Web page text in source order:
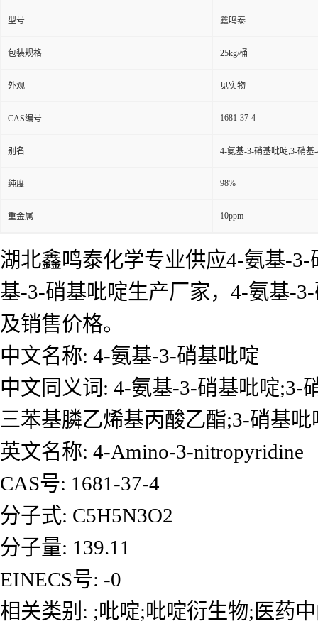
型号 鑫鸣泰
包装规格 25kg/桶
外观 见实物
CAS编号 1681-37-4
别名 4-氨基-3-硝基吡啶;3-硝
纯度 98%
重金属 10ppm
湖北鑫鸣泰化学专业供应4-氨基-
基-3-硝基吡啶生产厂家，4-氨基-
及销售价格。
中文名称: 4-氨基-3-硝基吡啶
中文同义词: 4-氨基-3-硝基吡啶;3-
三苯基膦乙烯基丙酸乙酯;3-硝基
英文名称: 4-Amino-3-nitropyridine
CAS号: 1681-37-4
分子式: C5H5N3O2
分子量: 139.11
EINECS号: -0
相关类别: ;吡啶;吡啶衍生物;医药